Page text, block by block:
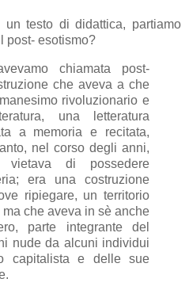
un testo di didattica, partiamo
post- esotismo?
chiamata post-
che aveva a che
rivoluzionario e
una letteratura
a memoria e recitata,
nel corso degli anni,
vietava di possedere
era una costruzione
ripiegare, un territorio
che aveva in sè anche
parte integrante del
nude da alcuni individui
capitalista e delle sue